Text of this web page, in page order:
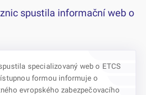
specializovaný web o ETCS
formou informuje o
evropského zabezpečovacího
spustila informační web o